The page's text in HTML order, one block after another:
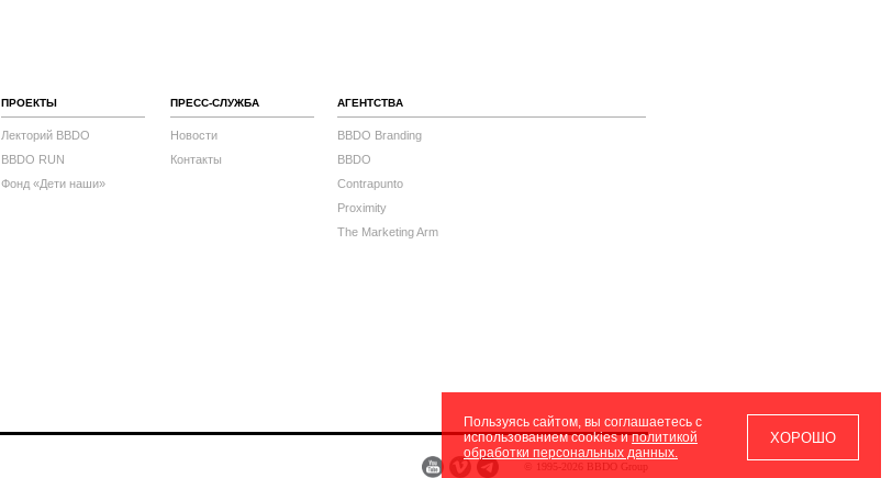
ПРОЕКТЫ
Лекторий BBDO
BBDO RUN
Фонд «Дети наши»
ПРЕСС-СЛУЖБА
Новости
Контакты
АГЕНТСТВА
BBDO Branding
BBDO
Contrapunto
Proximity
The Marketing Arm
© 1995-2026 BBDO Group
Пользуясь сайтом, вы соглашаетесь с
использованием cookies иполитикой
обработки персональных данных.
ХОРОШО